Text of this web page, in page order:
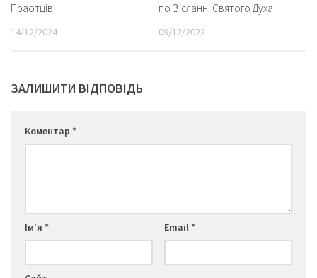
Праотців
14/12/2024
по Зісланні Святого Духа
09/12/2023
ЗАЛИШИТИ ВІДПОВІДЬ
Коментар *
Ім'я * Email*